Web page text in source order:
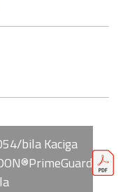
bila Kaciga